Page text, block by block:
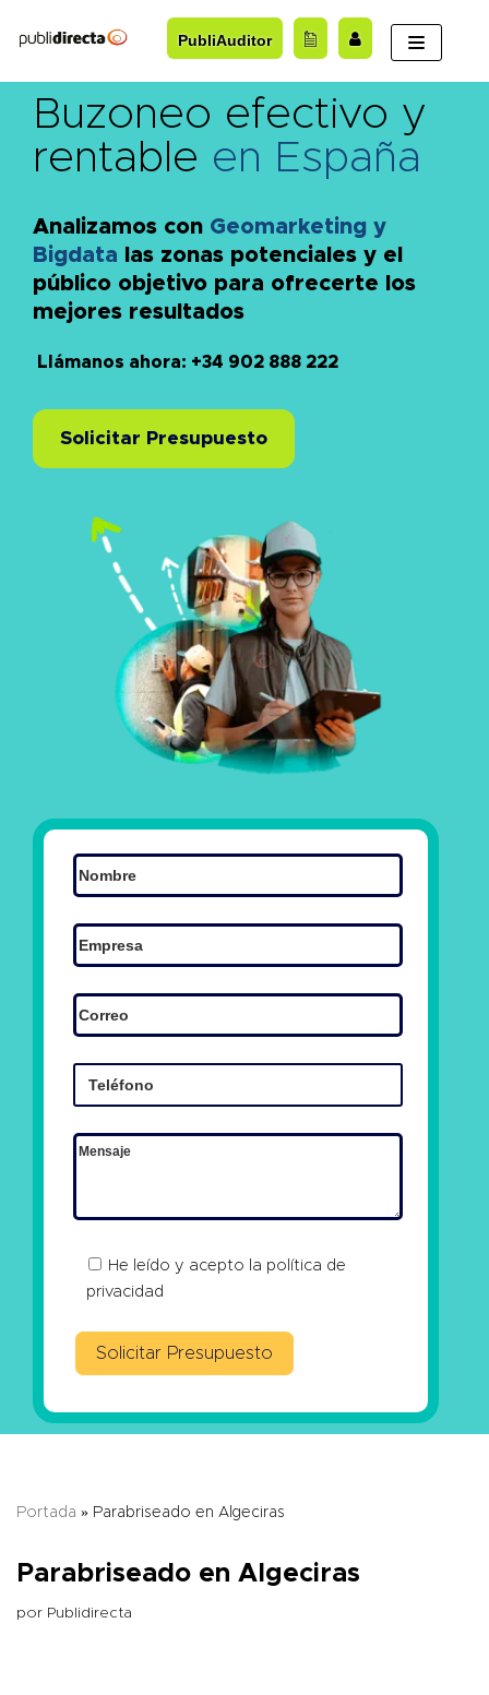
al
PubliAuditor
Buzoneo efectivo y
rentable en España
Analizamos con Geomarketing y
Bigdata las zonas potenciales y el
público objetivo para ofrecerte los
mejores resultados
Llámanos ahora: +34 902 888 222
Solicitar Presupuesto
He leído y acepto la política de
privacidad
Portada » Parabriseado en Algeciras
Parabriseado en Algeciras
por Publidirecta